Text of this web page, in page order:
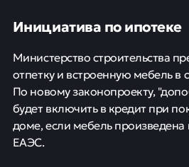
Инициатива по ипотеке
Министерство строительства
отпетку и встроенную мебель в
По новому законопроекту,
будет включить в кредит при
доме, если мебель произведена
ЕАЭС.